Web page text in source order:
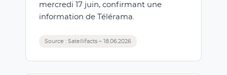
mercredi 17 juin, confirmant une
information de Télérama.
Source : Satellifacts – 18.06.2026